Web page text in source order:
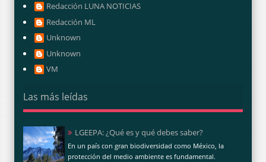
Redacción LUNA NOTICIAS
Redacción ML
Unknown
Unknown
VM
Las más leídas
LGEEPA: ¿Qué es y qué debes saber?
En un país con gran biodiversidad como México, la
protección del medio ambiente es fundamental.